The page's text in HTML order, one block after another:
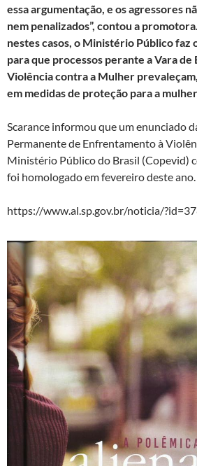
essa argumentação, e os agressores
nem penalizados”, contou a
nestes casos, o Ministério Público faz
para que processos perante a Vara
Violência contra a Mulher
em medidas de proteção para a
Scarance informou que um enunciado
Permanente de Enfrentamento à
Ministério Público do Brasil (Copevid)
foi homologado em fevereiro deste ano.
https://www.al.sp.gov.br/noticia/